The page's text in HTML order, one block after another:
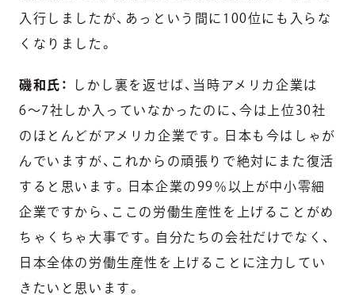
入行しましたが、あっという間に100位にも入らな
くなりました。
磯和氏：
しかし裏を返せば、当時アメリカ企業は
6〜7社しか入っていなかったのに、今は上位30社
のほとんどがアメリカ企業です。日本も今はしゃが
んでいますが、これからの頑張りで絶対にまた復活
すると思います。日本企業の99％以上が中小零細
企業ですから、ここの労働生産性を上げることがめ
ちゃくちゃ大事です。自分たちの会社だけでなく、
日本全体の労働生産性を上げることに注力してい
きたいと思います。